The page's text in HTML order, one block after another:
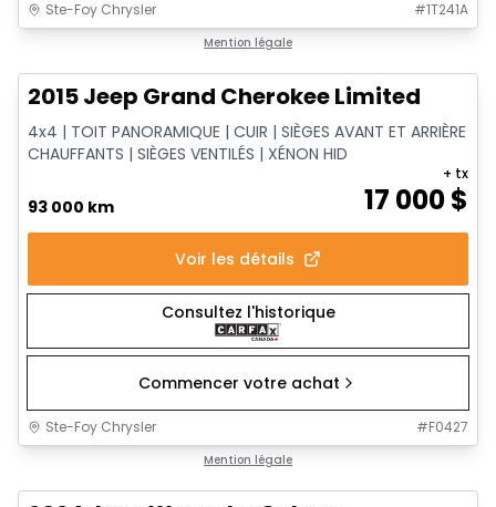
Ste-Foy Chrysler #1T241A
Mention légale
2015 Jeep Grand Cherokee Limited
4x4 | TOIT PANORAMIQUE | CUIR | SIÈGES AVANT ET ARRIÈRE
CHAUFFANTS | SIÈGES VENTILÉS | XÉNON HID
93 000 km 17 000$
+ tx
Voir les détails
Consultez l'historique
Commencer votre achat
Ste-Foy Chrysler #F0427
Mention légale